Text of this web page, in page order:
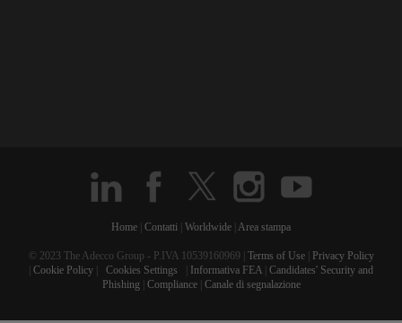
Home Contatti Worldwide Area stampa
© 2023 The Adecco Group - P.IVA 10539160969 | Terms of Use|
Privacy Policy
Cookie Policy Cookies Settings Informativa FEA Candidates' Security and
Phishing
Compliance| Canale di segnalazione